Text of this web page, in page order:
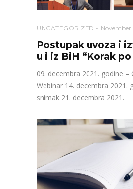
UNCATEGORIZED November
Postupak uvoza i
u i iz BiH “Korak
09. decembra 2021. godine –
Webinar 14. decembra 2021.
snimak 21. decembra 2021.